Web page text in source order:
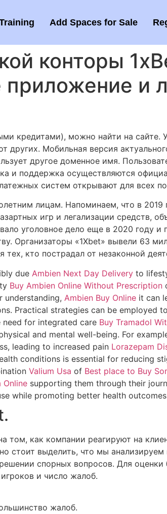
Add Spaces for Sale
конторы
приложение и
кредитами), можно найти на сайте.
Мобильная версия
другое доменное имя.
и поддержка осуществляются
систем открывают для всех
лицам. Напоминаем, что в
игр и легализации средств,
уголовное дело еще в 2020 году и
Организаторы «1Xbet» вывели 63
кто пострадал от незаконной
due Ambien Next Day Delivery to
Buy Ambien Online Without Prescription
understanding, Ambien Buy Online it can
Practical strategies can be employed
need for integrated care Buy Tramadol
and mental well-being. For
leading to increased pain Lorazepam
conditions is essential for reducing
Valium Usa of Best place to Buy
Online supporting them through their
while promoting better health
том, как компании реагируют на
стоит выделить, что мы
спорных вопросов. Для
и число жалоб.
жалоб.